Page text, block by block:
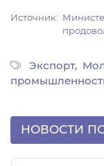
Источник
Экспорт
НОВОСТИ